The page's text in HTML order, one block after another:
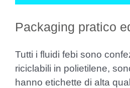
Packaging pratico
Tutti i fluidi febi sono
riciclabili in polietilene,
hanno etichette di alta